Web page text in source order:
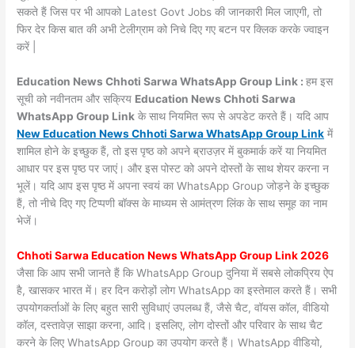
सकते हैं जिस पर भी आपको Latest Govt Jobs की जानकारी मिल जाएगी, तो
फिर देर किस बात की अभी टेलीग्राम को निचे दिए गए बटन पर क्लिक करके ज्वाइन
करें |
Education News Chhoti Sarwa WhatsApp Group Link :हम इस
सूची को नवीनतम और सक्रिय Education News Chhoti Sarwa
WhatsApp Group Link के साथ नियमित रूप से अपडेट करते हैं। यदि आप
New Education News Chhoti Sarwa WhatsApp Group Link में
शामिल होने के इच्छुक हैं, तो इस पृष्ठ को अपने ब्राउज़र में बुकमार्क करें या नियमित
आधार पर इस पृष्ठ पर जाएं। और इस पोस्ट को अपने दोस्तों के साथ शेयर करना न
भूलें। यदि आप इस पृष्ठ में अपना स्वयं का WhatsApp Group जोड़ने के इच्छुक
हैं, तो नीचे दिए गए टिप्पणी बॉक्स के माध्यम से आमंत्रण लिंक के साथ समूह का नाम
भेजें।
Chhoti Sarwa Education News WhatsApp Group Link 2026
जैसा कि आप सभी जानते हैं कि WhatsApp Group दुनिया में सबसे लोकप्रिय ऐप
है, खासकर भारत में। हर दिन करोड़ों लोग WhatsApp का इस्तेमाल करते हैं। सभी
उपयोगकर्ताओं के लिए बहुत सारी सुविधाएं उपलब्ध हैं, जैसे चैट, वॉयस कॉल, वीडियो
कॉल, दस्तावेज़ साझा करना, आदि। इसलिए, लोग दोस्तों और परिवार के साथ चैट
करने के लिए WhatsApp Group का उपयोग करते हैं। WhatsApp वीडियो,